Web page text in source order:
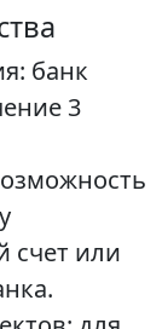
банк
3
счет или